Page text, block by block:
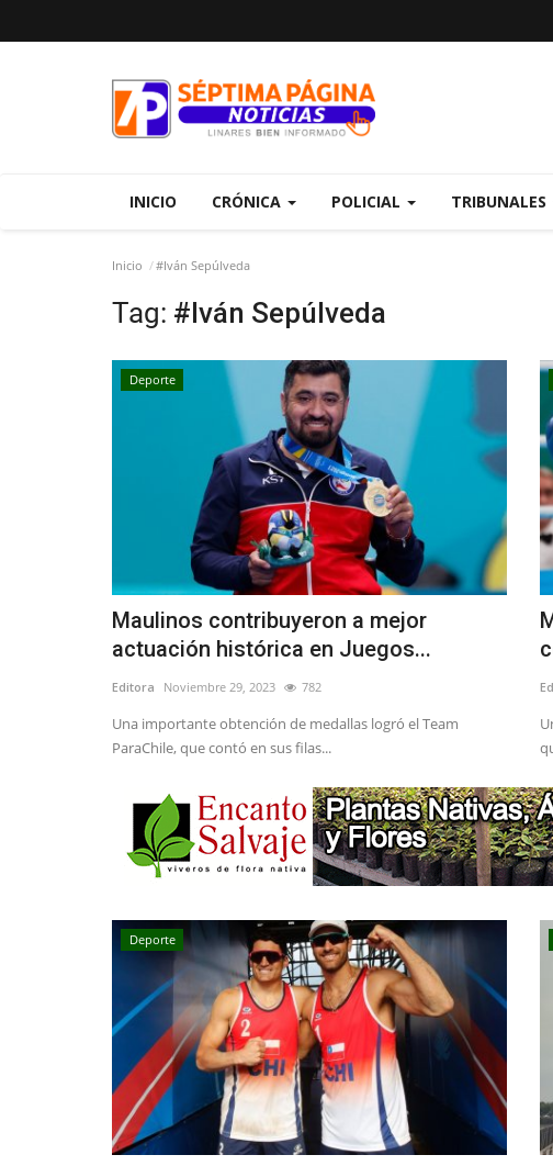
INICIO CRÓNICA POLICIAL TRIBUNALES
Inicio #Iván Sepúlveda
Tag: #Iván Sepúlveda
Deporte
Maulinos contribuyeron a mejor
actuación histórica en Juegos...
Editora Noviembre 29, 2023 782
Una importante obtención de medallas logró el Team
ParaChile, que contó en sus filas...
Deporte